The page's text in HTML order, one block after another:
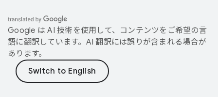
Google は AI 技術を使用して、コンテンツをご希望の言
語に翻訳しています。AI 翻訳には誤りが含まれる場合が
あります。